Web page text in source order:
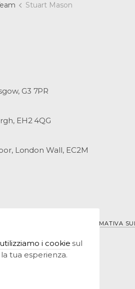
Stuart Mason
G3 7PR
EH2 4QG
London Wall, EC2M
INFORMATIVA
i cookie sul
tua esperienza.